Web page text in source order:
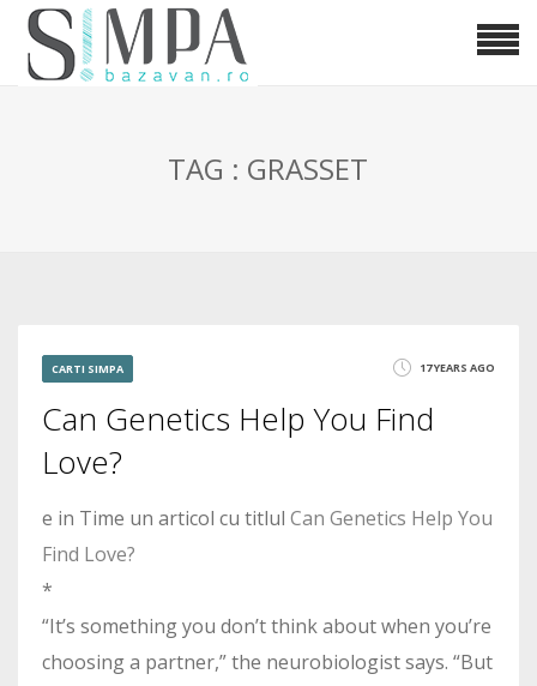
TAG : GRASSET
CARTI SIMPA 17 YEARS AGO
Can Genetics Help You Find
Love?
e in Time un articol cu titlul Can Genetics Help You
Find Love?
*
“It’s something you don’t think about when you’re
choosing a partner,” the neurobiologist says. “But